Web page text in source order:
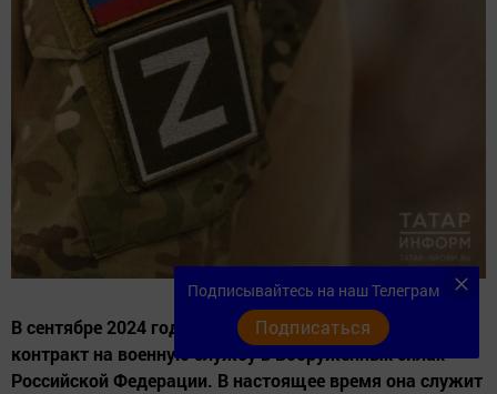
В сентябре 2024 года мать троих сыновей заключила
контракт на военную службу в Вооруженных силах
Российской Федерации. В настоящее время она служит
Подписывайтесь на наш Телеграм
Подписаться